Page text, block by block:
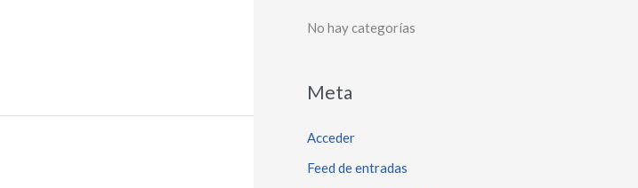
:No hay categorías
Meta
Acceder
Feed de entradas